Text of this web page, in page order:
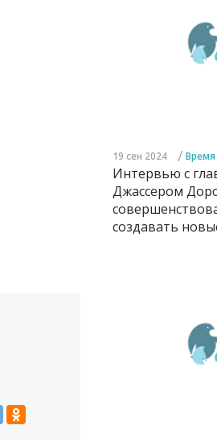
19 сен 2024 / Время
Интервью с
Джассером
создавать